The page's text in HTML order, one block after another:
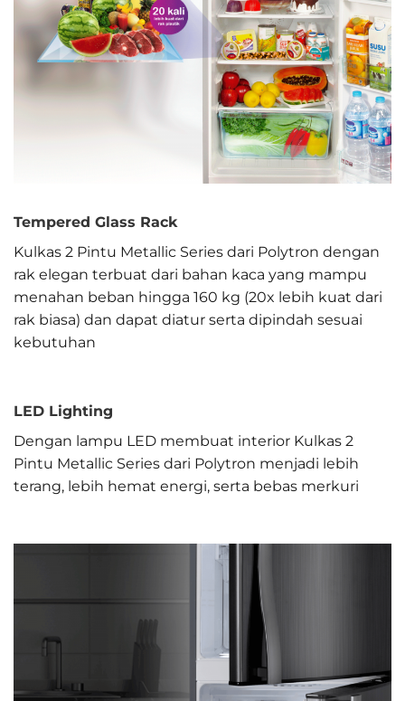
Tempered Glass Rack
Kulkas 2 Pintu Metallic Series dari Polytron dengan
rak elegan terbuat dari bahan kaca yang mampu
menahan beban hingga 160 kg (20x lebih kuat dari
rak biasa) dan dapat diatur serta dipindah sesuai
kebutuhan
LED Lighting
Dengan lampu LED membuat interior Kulkas 2
Pintu Metallic Series dari Polytron menjadi lebih
terang, lebih hemat energi, serta bebas merkuri